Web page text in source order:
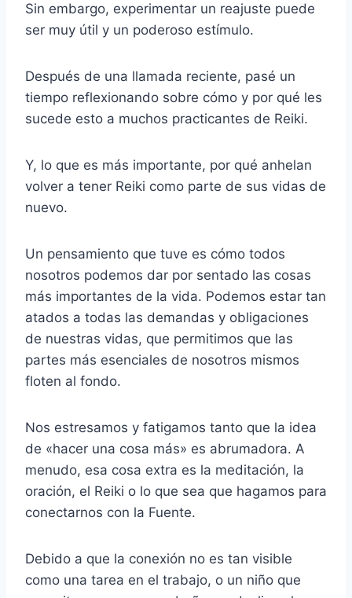
Sin embargo, experimentar un reajuste puede
ser muy útil y un poderoso estímulo.
Después de una llamada reciente, pasé un
tiempo reflexionando sobre cómo y por qué les
sucede esto a muchos practicantes de Reiki.
Y, lo que es más importante, por qué anhelan
volver a tener Reiki como parte de sus vidas de
nuevo.
Un pensamiento que tuve es cómo todos
nosotros podemos dar por sentado las cosas
más importantes de la vida. Podemos estar tan
atados a todas las demandas y obligaciones
de nuestras vidas, que permitimos que las
partes más esenciales de nosotros mismos
floten al fondo.
Nos estresamos y fatigamos tanto que la idea
de «hacer una cosa más» es abrumadora. A
menudo, esa cosa extra es la meditación, la
oración, el Reiki o lo que sea que hagamos para
conectarnos con la Fuente.
Debido a que la conexión no es tan visible
como una tarea en el trabajo, o un niño que